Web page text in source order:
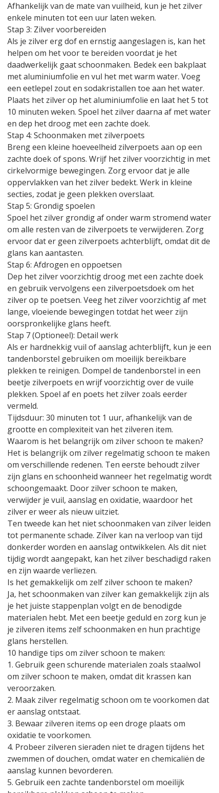
Afhankelijk van de mate van vuilheid, kun je het zilver
enkele minuten tot een uur laten weken.
Stap 3: Zilver voorbereiden
Als je zilver erg dof en ernstig aangeslagen is, kan het
helpen om het voor te bereiden voordat je het
daadwerkelijk gaat schoonmaken. Bedek een bakplaat
met aluminiumfolie en vul het met warm water. Voeg
een eetlepel zout en sodakristallen toe aan het water.
Plaats het zilver op het aluminiumfolie en laat het 5 tot
10 minuten weken. Spoel het zilver daarna af met water
en dep het droog met een zachte doek.
Stap 4: Schoonmaken met zilverpoets
Breng een kleine hoeveelheid zilverpoets aan op een
zachte doek of spons. Wrijf het zilver voorzichtig in met
cirkelvormige bewegingen. Zorg ervoor dat je alle
oppervlakken van het zilver bedekt. Werk in kleine
secties, zodat je geen plekken overslaat.
Stap 5: Grondig spoelen
Spoel het zilver grondig af onder warm stromend water
om alle resten van de zilverpoets te verwijderen. Zorg
ervoor dat er geen zilverpoets achterblijft, omdat dit de
glans kan aantasten.
Stap 6: Afdrogen en oppoetsen
Dep het zilver voorzichtig droog met een zachte doek
en gebruik vervolgens een zilverpoetsdoek om het
zilver op te poetsen. Veeg het zilver voorzichtig af met
lange, vloeiende bewegingen totdat het weer zijn
oorspronkelijke glans heeft.
Stap 7 (Optioneel): Detail werk
Als er hardnekkig vuil of aanslag achterblijft, kun je een
tandenborstel gebruiken om moeilijk bereikbare
plekken te reinigen. Dompel de tandenborstel in een
beetje zilverpoets en wrijf voorzichtig over de vuile
plekken. Spoel af en poets het zilver zoals eerder
vermeld.
Tijdsduur: 30 minuten tot 1 uur, afhankelijk van de
grootte en complexiteit van het zilveren item.
Waarom is het belangrijk om zilver schoon te maken?
Het is belangrijk om zilver regelmatig schoon te maken
om verschillende redenen. Ten eerste behoudt zilver
zijn glans en schoonheid wanneer het regelmatig wordt
schoongemaakt. Door zilver schoon te maken,
verwijder je vuil, aanslag en oxidatie, waardoor het
zilver er weer als nieuw uitziet.
Ten tweede kan het niet schoonmaken van zilver leiden
tot permanente schade. Zilver kan na verloop van tijd
donkerder worden en aanslag ontwikkelen. Als dit niet
tijdig wordt aangepakt, kan het zilver beschadigd raken
en zijn waarde verliezen.
Is het gemakkelijk om zelf zilver schoon te maken?
Ja, het schoonmaken van zilver kan gemakkelijk zijn als
je het juiste stappenplan volgt en de benodigde
materialen hebt. Met een beetje geduld en zorg kun je
je zilveren items zelf schoonmaken en hun prachtige
glans herstellen.
10 handige tips om zilver schoon te maken:
1. Gebruik geen schurende materialen zoals staalwol
om zilver schoon te maken, omdat dit krassen kan
veroorzaken.
2. Maak zilver regelmatig schoon om te voorkomen dat
er aanslag ontstaat.
3. Bewaar zilveren items op een droge plaats om
oxidatie te voorkomen.
4. Probeer zilveren sieraden niet te dragen tijdens het
zwemmen of douchen, omdat water en chemicaliën de
aanslag kunnen bevorderen.
5. Gebruik een zachte tandenborstel om moeilijk